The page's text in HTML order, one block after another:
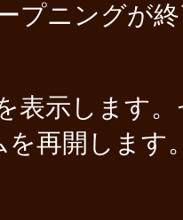
プニングが
表示します
を再開します